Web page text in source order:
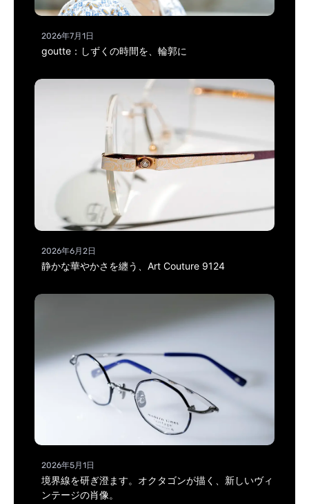
2026年7月1日
goutte：しずくの時間を、輪郭に
2026年6月2日
静かな華やかさを纏う、Art Couture 9124
2026年5月1日
境界線を研ぎ澄ます。オクタゴンが描く、新しいヴィ
ンテージの肖像。